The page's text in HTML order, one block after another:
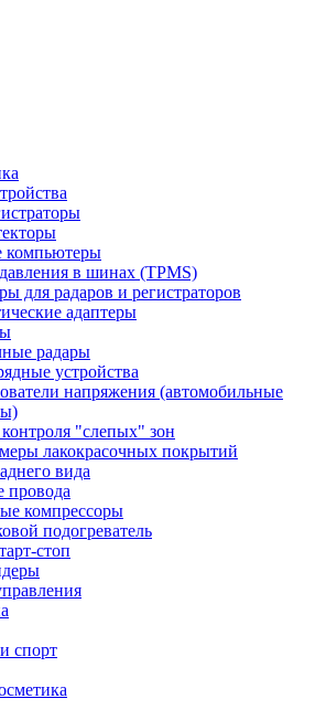
компьютеры
в шинах (TPMS)
для радаров и регистраторов
адаптеры
радары
устройства
напряжения (автомобильные
"слепых" зон
лакокрасочных покрытий
вида
провода
компрессоры
подогреватель
стоп
спорт